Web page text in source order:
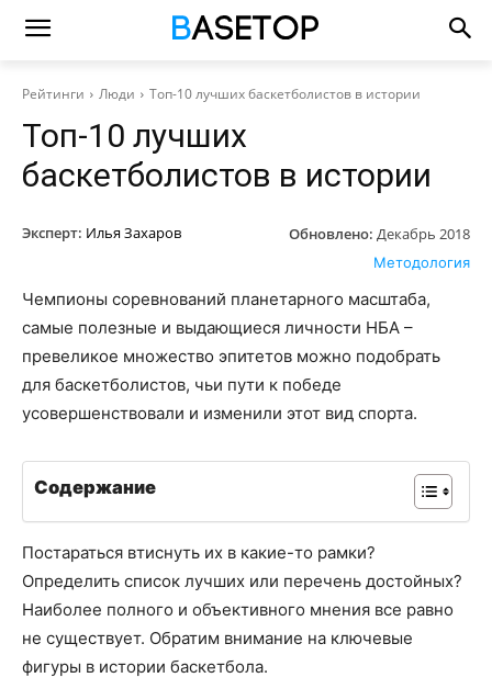
Рейтинги Люди Топ-10 лучших баскетболистов в истории
Топ-10 лучших
баскетболистов в истории
Эксперт: Илья Захаров Обновлено: Декабрь 2018
Методология
Чемпионы соревнований планетарного масштаба,
самые полезные и выдающиеся личности НБА –
превеликое множество эпитетов можно подобрать
для баскетболистов, чьи пути к победе
усовершенствовали и изменили этот вид спорта.
Содержание
Постараться втиснуть их в какие-то рамки?
Определить список лучших или перечень достойных?
Наиболее полного и объективного мнения все равно
не существует. Обратим внимание на ключевые
фигуры в истории баскетбола.